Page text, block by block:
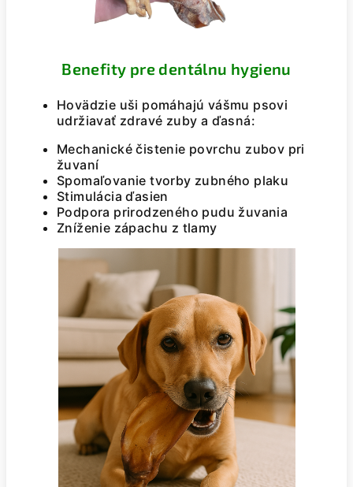
Benefity pre dentálnu hygienu
Hovädzie uši pomáhajú vášmu psovi
udržiavať zdravé zuby a ďasná:
Mechanické čistenie povrchu zubov pri
žuvaní
Spomaľovanie tvorby zubného plaku
Stimulácia ďasien
Podpora prirodzeného pudu žuvania
Zníženie zápachu z tlamy